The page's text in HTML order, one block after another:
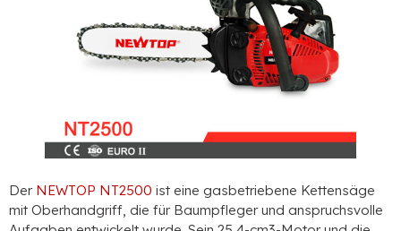
Der NEWTOP NT2500 ist eine gasbetriebene Kettensäge
mit Oberhandgriff, die für Baumpfleger und anspruchsvolle